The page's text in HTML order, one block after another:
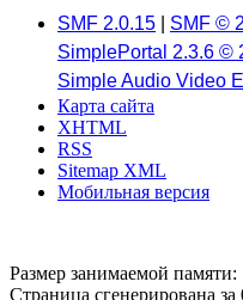
SMF 2.0.15 SMF ©
SimplePortal 2.3.6 ©
Simple Audio Video
Карта сайта
XHTML
RSS
Sitemap XML
Мобильная версия
Размер занимаемой памяти:
Страница сгенерирована